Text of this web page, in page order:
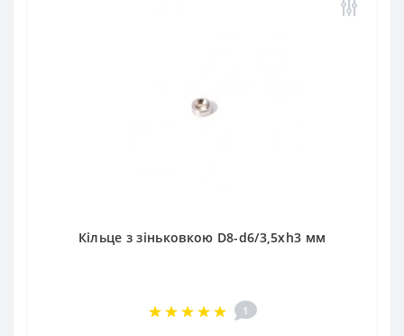
Кільце з зіньковкою D8-d6/3,5хh3 мм
1